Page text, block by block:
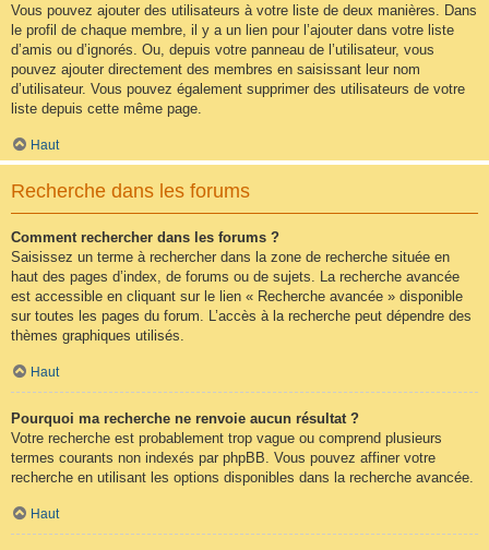
Vous pouvez ajouter des utilisateurs à votre liste de deux manières. Dans
le profil de chaque membre, il y a un lien pour l’ajouter dans votre liste
d’amis ou d’ignorés. Ou, depuis votre panneau de l’utilisateur, vous
pouvez ajouter directement des membres en saisissant leur nom
d’utilisateur. Vous pouvez également supprimer des utilisateurs de votre
liste depuis cette même page.
Haut
Recherche dans les forums
Comment rechercher dans les forums ?
Saisissez un terme à rechercher dans la zone de recherche située en
haut des pages d’index, de forums ou de sujets. La recherche avancée
est accessible en cliquant sur le lien « Recherche avancée » disponible
sur toutes les pages du forum. L’accès à la recherche peut dépendre des
thèmes graphiques utilisés.
Haut
Pourquoi ma recherche ne renvoie aucun résultat ?
Votre recherche est probablement trop vague ou comprend plusieurs
termes courants non indexés par phpBB. Vous pouvez affiner votre
recherche en utilisant les options disponibles dans la recherche avancée.
Haut